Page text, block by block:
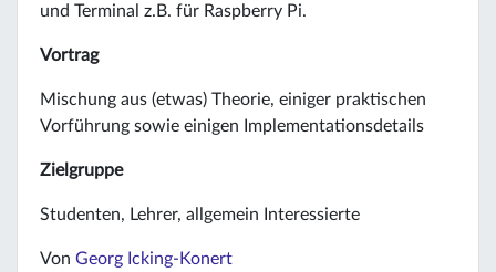
und Terminal z.B. für Raspberry Pi.
Vortrag
Mischung aus (etwas) Theorie, einiger praktischen
Vorführung sowie einigen Implementationsdetails
Zielgruppe
Studenten, Lehrer, allgemein Interessierte
Von Georg Icking-Konert